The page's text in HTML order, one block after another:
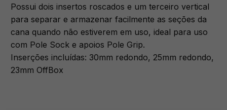
Possui dois insertos roscados e um terceiro vertical
para separar e armazenar facilmente as seções da
cana quando não estiverem em uso, ideal para uso
com Pole Sock e apoios Pole Grip.
Inserções incluídas: 30mm redondo, 25mm redondo,
23mm OffBox